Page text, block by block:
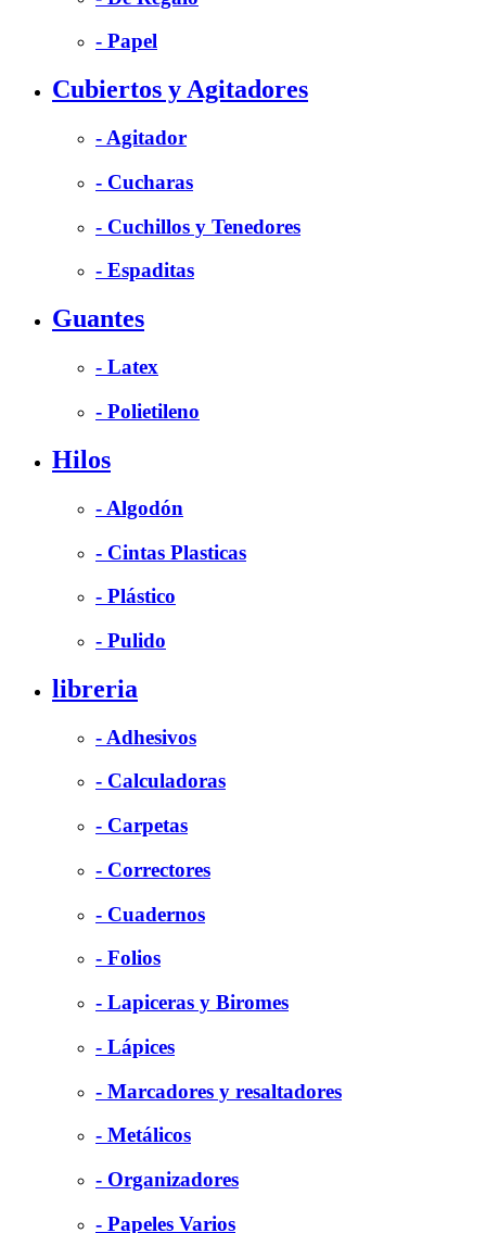
- Papel
Cubiertos y Agitadores
- Agitador
- Cucharas
- Cuchillos y Tenedores
- Espaditas
Guantes
- Latex
- Polietileno
Hilos
- Algodón
- Cintas Plasticas
- Plástico
- Pulido
libreria
- Adhesivos
- Calculadoras
- Carpetas
- Correctores
- Cuadernos
- Folios
- Lapiceras y Biromes
- Lápices
- Marcadores y resaltadores
- Metálicos
- Organizadores
- Papeles Varios